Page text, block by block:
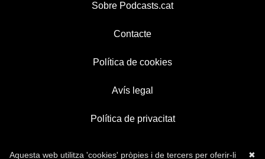
Sobre Podcasts.cat
Contacte
Política de cookies
Avís legal
Política de privacitat
✖
Aquesta web utilitza 'cookies' pròpies i de tercers per oferir-li